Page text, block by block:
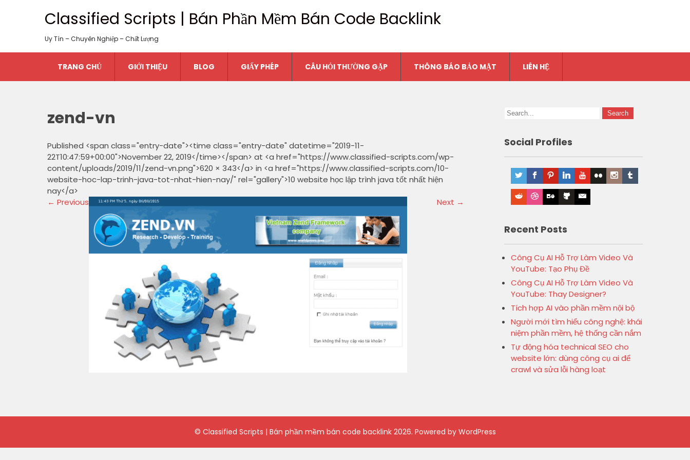
Classified Scripts | Bán Phần Mềm Bán Code Backlink
Uy Tín – Chuyên Nghiệp – Chất Lượng
TRANG CHỦ GIỚI THIỆU BLOG GIẤY PHÉP CÂU HỎI THƯỜNG GẶP THÔNG BÁO BẢO MẬT LIÊN HỆ
zend-vn
Published <span class="entry-date"><time class="entry-date" datetime="2019-11-
22T10:47:59+00:00">November 22, 2019</time></span> at <a href="https://www.classified-scripts.com/wp-
content/uploads/2019/11/zend-vn.png">620 × 343</a> in <a href="https://www.classified-scripts.com/10-
website-hoc-lap-trinh-java-tot-nhat-hien-nay/" rel="gallery">10 website học lập trình java tốt nhất hiện
nay</a>
← Previous Next →
Social Profiles
Recent Posts
Công Cụ AI Hỗ Trợ Làm Video Và
YouTube: Tạo Phụ Đề
Công Cụ AI Hỗ Trợ Làm Video Và
YouTube: Thay Designer?
Tích hợp AI vào phần mềm nội bộ
Người mới tìm hiểu công nghệ: khái
niệm phần mềm, hệ thống cần nắm
Tự động hóa technical SEO cho
website lớn: dùng công cụ ai để
crawl và sửa lỗi hàng loạt
© Classified Scripts | Bán phần mềm bán code backlink2026. Powered by WordPress